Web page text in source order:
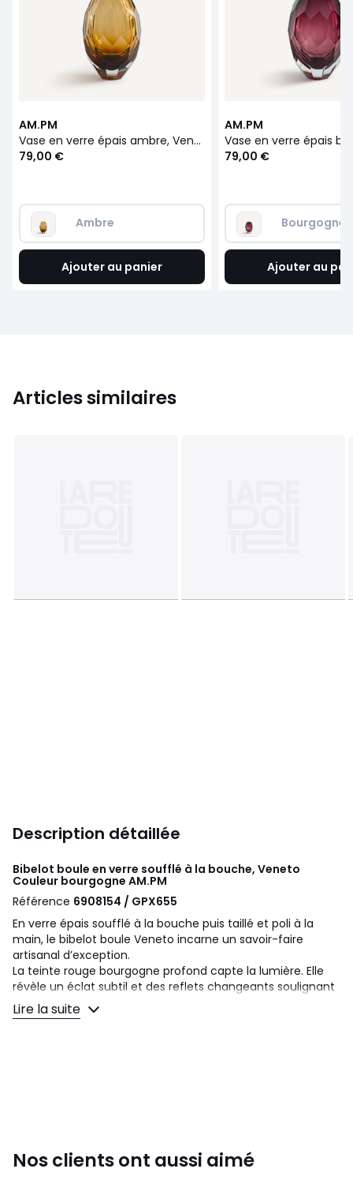
AM.PM
Vase en verre épais ambre, Veneto
79,00 €
Ambre
Ajouter au panier
AM.PM
79,00 €
Bourgogne
Ajouter au
Articles similaires
Description détaillée
Bibelot boule en verre soufflé à la bouche, Veneto
Couleur bourgogne AM.PM
Référence 6908154 / GPX655
En verre épais soufflé à la bouche puis taillé et poli à la
main, le bibelot boule Veneto incarne un savoir-faire
artisanal d’exception.
La teinte rouge bourgogne profond capte la lumière. Elle
révèle un éclat subtil et des reflets changeants soulignant
chacune des facettes.
• Hauteur : 9,7 cm
Lire la suite
Nos clients ont aussi aimé